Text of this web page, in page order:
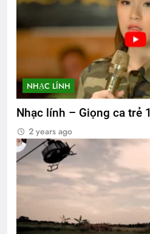
NHẠC LÍNH
Nhạc lính – Giọng ca trẻ 1
2 years ago